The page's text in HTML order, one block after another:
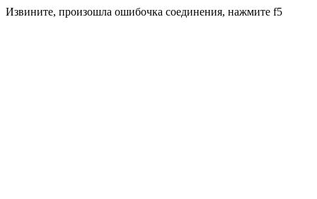
Извините, произошла ошибочка соединения, нажмите f5